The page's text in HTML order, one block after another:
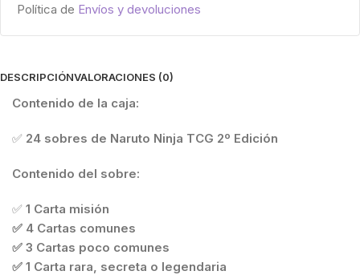
Política de Envíos y devoluciones
DESCRIPCIÓNVALORACIONES (0)
Contenido de la caja:
✅ 24 sobres de Naruto Ninja TCG 2º Edición
Contenido del sobre:
✅ 1 Carta misión
✅ 4 Cartas comunes
✅ 3 Cartas poco comunes
✅ 1 Carta rara, secreta o legendaria